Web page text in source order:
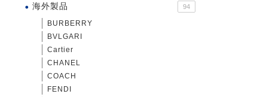
海外製品 94
BURBERRY
BVLGARI
Cartier
CHANEL
COACH
FENDI